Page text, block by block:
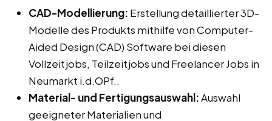
CAD-Modellierung: Erstellung detaillierter 3D-
Modelle des Produkts mithilfe von Computer-
Aided Design (CAD) Software bei diesen
Vollzeitjobs, Teilzeitjobs und Freelancer Jobs in
Neumarkt i.d.OPf..
Material- und Fertigungsauswahl:Auswahl
geeigneter Materialien und